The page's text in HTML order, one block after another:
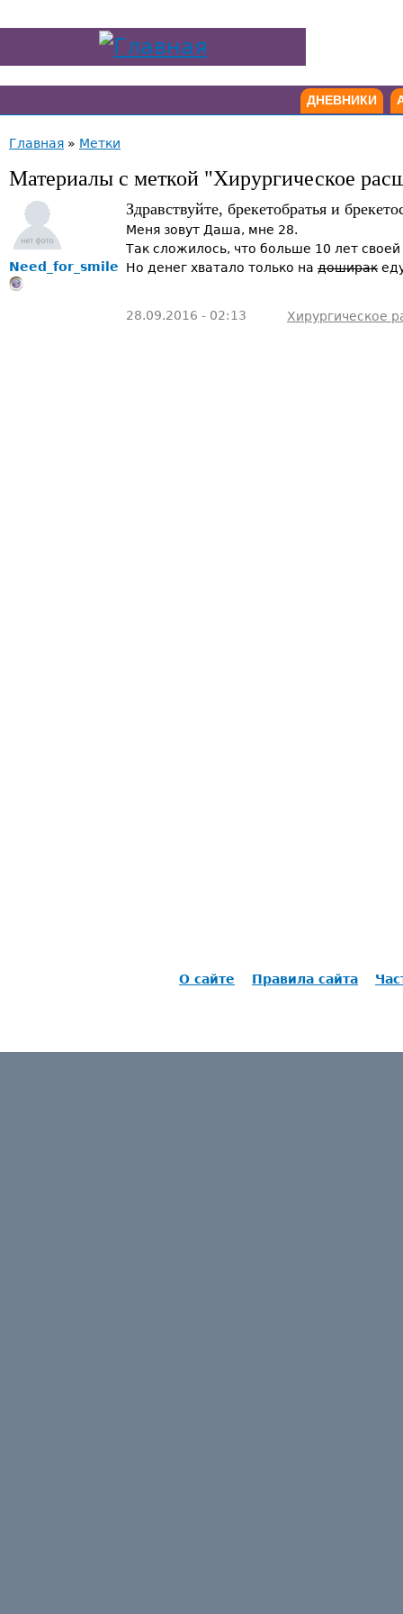
ДНЕВНИКИ
Главная » Метки
Материалы с меткой "Хирургическое
Need_for_smile
Здравствуйте, брекетобратья и
Меня зовут Даша, мне 28.
Так сложилось, что больше 10 лет
Но денег хватало только на доширак
28.09.2016 - 02:13 Хирургическое
О сайте Правила сайта